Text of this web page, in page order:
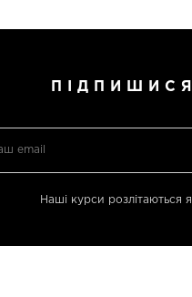
Наші курси розлітаються